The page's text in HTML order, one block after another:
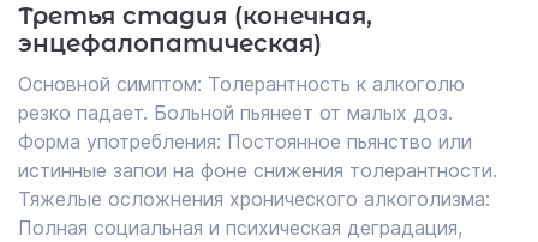
Третья стадия (конечная,
энцефалопатическая)
Основной симптом: Толерантность к алкоголю
резко падает. Больной пьянеет от малых доз.
Форма употребления: Постоянное пьянство или
истинные запои на фоне снижения толерантности.
Тяжелые осложнения хронического алкоголизма:
Полная социальная и психическая деградация,